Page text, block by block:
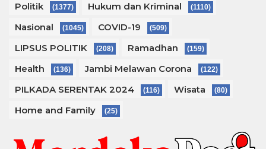
Politik (1377) Hukum dan Kriminal (1110)
Nasional (1045) COVID-19 (509)
LIPSUS POLITIK (208) Ramadhan (159)
Health (136) Jambi Melawan Corona (122)
PILKADA SERENTAK 2024 (116) Wisata (80)
Home and Family (25)